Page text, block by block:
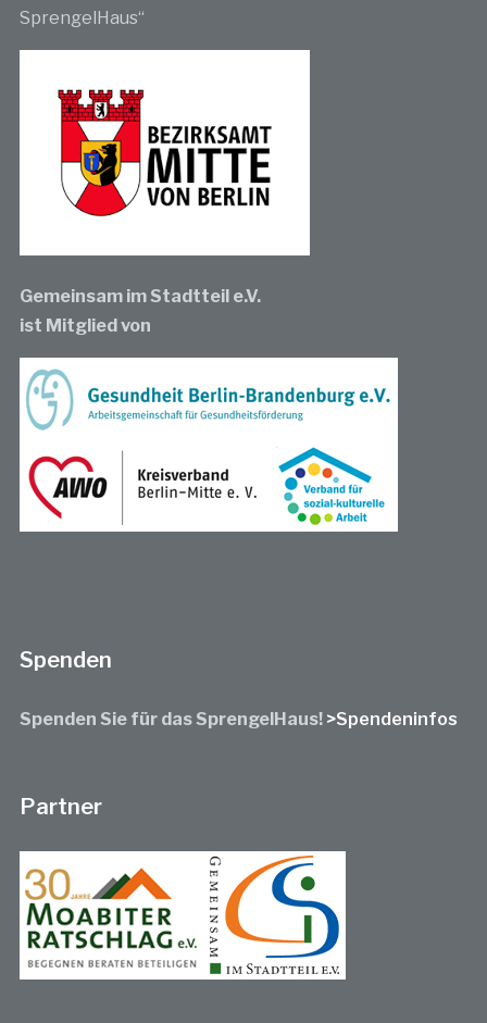
SprengelHaus“
Gemeinsam im Stadtteil e.V.
ist Mitglied von
Spenden
Spenden Sie für das SprengelHaus! >Spendeninfos
Partner